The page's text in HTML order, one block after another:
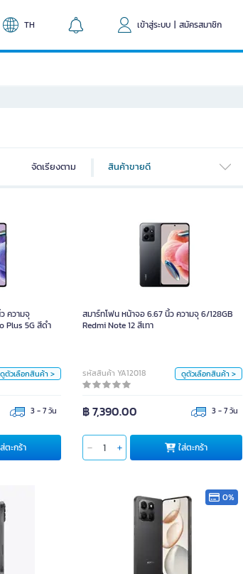
TH เข้าสู่ระบบ | สมัครสมาชิก
จัดเรียงตาม สินค้าขายดี
ความจุ
Plus 5G สีดำ
ดูตัวเลือกสินค้า >
3 - 7 วัน
ตะกร้า
6.67 นิ้ว ความจุ
Plus 5G สีดำ
สี
สมาร์ทโฟน หน้าจอ 6.67 นิ้ว ความจุ 6/128GB
Redmi Note 12 สีเทา
รหัสสินค้า YA12018 ดูตัวเลือกสินค้า >
฿ 7,390.00 3 - 7 วัน
ใส่ตะกร้า
สมาร์ทโฟน หน้าจอ 6.67 นิ้ว ความจุ 6/128GB
Redmi Note 12 สีเทา
หน่วย
สี
ใส่ตะกร้า
17 ความจุ
0%
HONOR สมาร์ทโฟน รุ่น X7D 5G (8/256GB)